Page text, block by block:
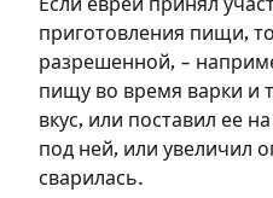
Если еврей принял
приготовления пищи,
разрешенной, –
пищу во время варки и
вкус, или поставил ее
под ней, или увеличил
сварилась.